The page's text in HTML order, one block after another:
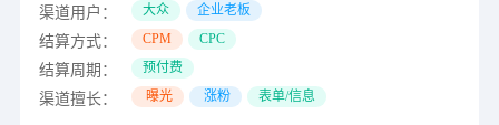
渠道用户： 大众 企业老板
结算方式： CPM CPC
结算周期： 预付费
渠道擅长： 曝光 涨粉 表单/信息